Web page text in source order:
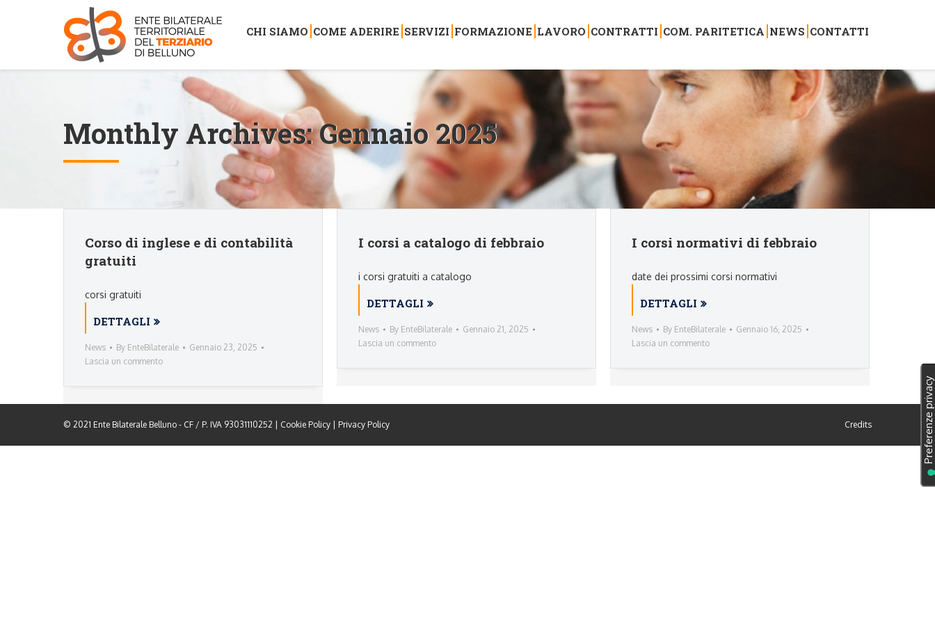
CHI SIAMO COME ADERIRE SERVIZI FORMAZIONE LAVORO CONTRATTI COM. PARITETICA NEWS CONTATTI
Monthly Archives:Gennaio 2025
Corso di inglese e di contabilità
gratuiti
corsi gratuiti
DETTAGLI
News By EnteBilaterale
Gennaio 23, 2025
Lascia un commento
I corsi a catalogo di febbraio
i corsi gratuiti a catalogo
DETTAGLI
News By EnteBilaterale
Gennaio 21, 2025
Lascia un commento
I corsi normativi di febbraio
date dei prossimi corsi normativi
DETTAGLI
News By EnteBilaterale
Gennaio 16, 2025
Lascia un commento
© 2021 Ente Bilaterale Belluno - CF / P. IVA 93031110252 | Cookie Policy Privacy Policy Credits